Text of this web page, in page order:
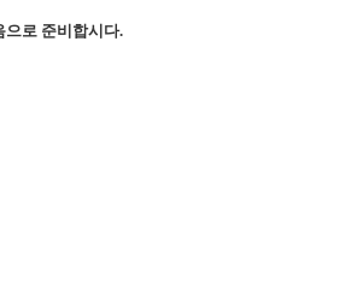
으로 준비합시다.